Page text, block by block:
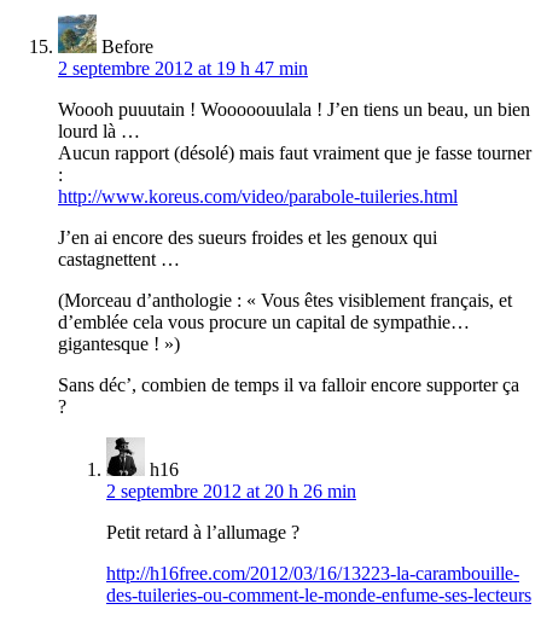
Before
2 septembre 2012 at 19 h 47 min
Woooh puuutain ! Wooooouulala ! J’en tiens un beau, un bien
lourd là …
Aucun rapport (désolé) mais faut vraiment que je fasse tourner
:
http://www.koreus.com/video/parabole-tuileries.html
J’en ai encore des sueurs froides et les genoux qui
castagnettent …
(Morceau d’anthologie : « Vous êtes visiblement français, et
d’emblée cela vous procure un capital de sympathie…
gigantesque ! »)
Sans déc’, combien de temps il va falloir encore supporter ça
?
h16
2 septembre 2012 at 20 h 26 min
Petit retard à l’allumage ?
http://h16free.com/2012/03/16/13223-la-carambouille-
des-tuileries-ou-comment-le-monde-enfume-ses-lecteurs